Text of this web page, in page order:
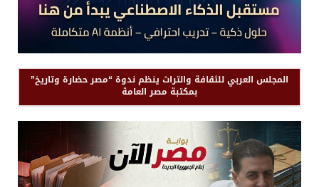
المجلس العربي للثقافة والتراث ينظم ندوة “مصر حضارة وتاريخ”
بمكتبة مصر العامة